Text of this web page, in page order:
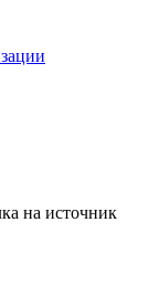
на источник